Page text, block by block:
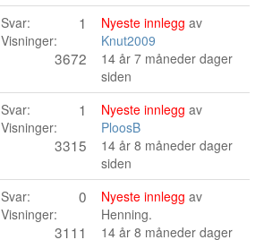
Svar: 1
Visninger:
3672
Nyeste innlegg av
Knut2009
14 år 7 måneder dager
siden
Svar: 1
Visninger:
3315
Nyeste innlegg av
PloosB
14 år 8 måneder dager
siden
Svar: 0
Visninger:
3111
Nyeste innlegg av
Henning.
14 år 8 måneder dager